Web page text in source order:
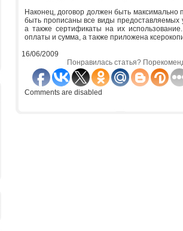
Наконец, договор должен быть
быть прописаны все виды предоставляемых
а также сертификаты на их
оплаты и сумма, а также приложена
16/06/2009
Понравилась статья?
Comments are disabled